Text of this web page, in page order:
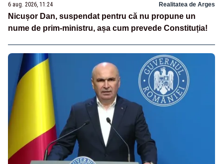
6 aug. 2026, 11:24 Realitatea de Arges
Nicușor Dan, suspendat pentru că nu propune un
nume de prim-ministru, așa cum prevede Constituția!